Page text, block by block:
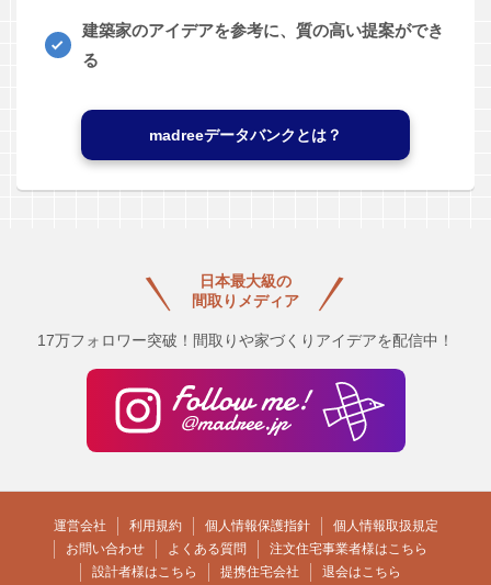
建築家のアイデアを参考に、質の高い提案ができ
る
madreeデータバンクとは？
日本最大級の
間取りメディア
17万フォロワー突破！間取りや家づくりアイデアを配信中！
運営会社 利用規約 個人情報保護指針
個人情報取扱規定
お問い合わせ
よくある質問
注文住宅事業者様はこちら
設計者様はこちら
提携住宅会社 退会はこちら